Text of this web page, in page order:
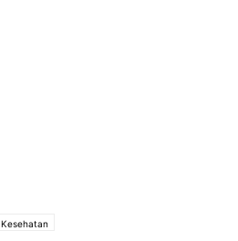
Kesehatan